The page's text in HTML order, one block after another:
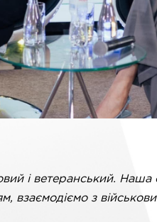
і ветеранський. Наша
з